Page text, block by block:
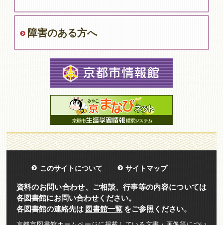
障害のある方へ
このサイトについて サイトマップ
資料のお問い合わせ、ご相談、行事等の内容については
各図書館にお問い合わせください。
各図書館の連絡先は 図書館一覧をご参照ください。